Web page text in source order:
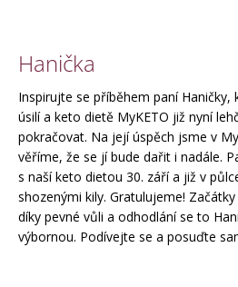
Hanička
Inspirujte se příběhem paní Haničky,
úsilí a keto dietě MyKETO již nyní
pokračovat. Na její úspěch jsme v
věříme, že se jí bude dařit i nadále.
s naší keto dietou 30. září a již v
shozenými kily. Gratulujeme!
díky pevné vůli a odhodlání se to
výbornou. Podívejte se a posuďte